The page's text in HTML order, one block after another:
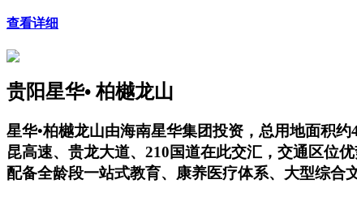
查看详细
贵阳星华• 柏樾龙山
星华•柏樾龙山由海南星华集团投资，总用地面积
昆高速、贵龙大道、210国道在此交汇，交通区位
配备全龄段一站式教育、康养医疗体系、大型综合